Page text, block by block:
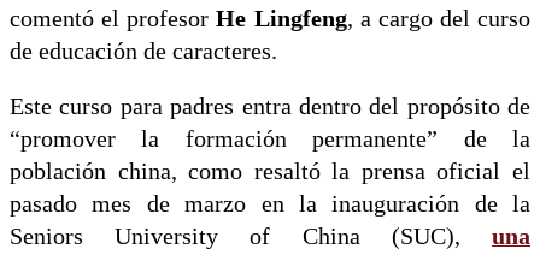
comentó el profesorHe Lingfeng, a cargo del curso
de educación de caracteres.
Este curso para padres entra dentro del propósito de
“promover la formación permanente” de la
población china, como resaltó la prensa oficial el
pasado mes de marzo en la inauguración de la
Seniors University of China (SUC), una